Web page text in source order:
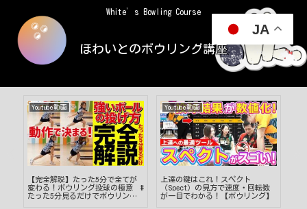
White’s Bowling Course
ほわいとのボウリング講座
Youtube動画
【完全解説】たった5分で全てが
変わる！ボウリング投球の極意 #
たった5分見るだけでボウリング
Youtube動画
上達の鍵はこれ！スペクト
（Spect）の見方で速度・回転数
が一目でわかる！【ボウリング】
JA